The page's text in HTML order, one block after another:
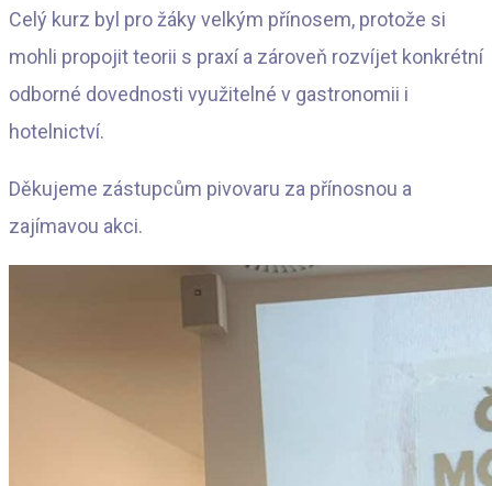
Celý kurz byl pro žáky velkým přínosem, protože si
mohli propojit teorii s praxí a zároveň rozvíjet konkrétní
odborné dovednosti využitelné v gastronomii i
hotelnictví.
Děkujeme zástupcům pivovaru za přínosnou a
zajímavou akci.